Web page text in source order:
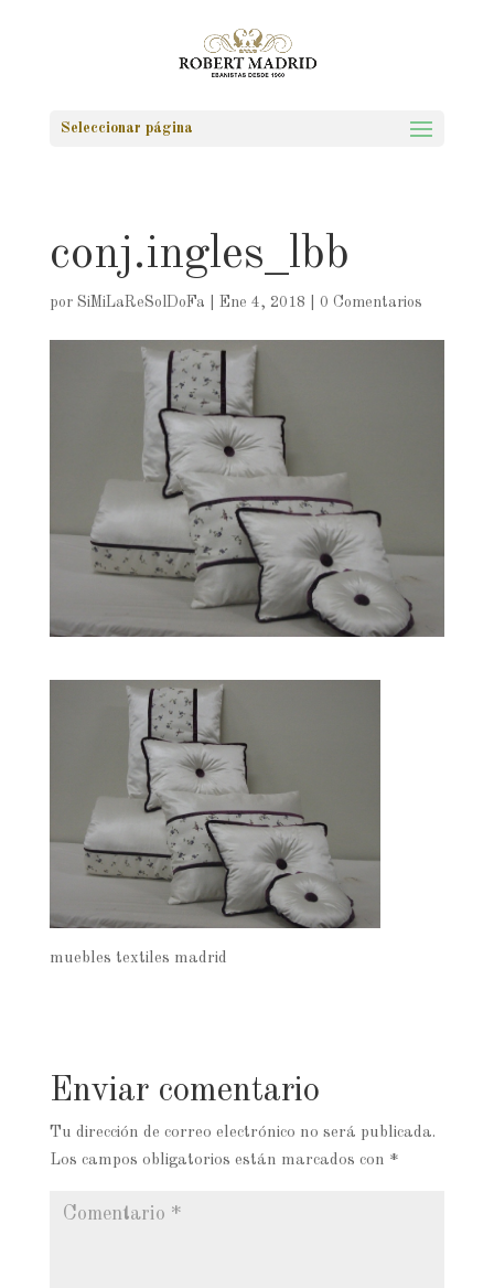
Seleccionar página
conj.ingles_lbb
por SiMiLaReSolDoFa Ene 4, 2018 0 Comentarios
muebles textiles madrid
Enviar comentario
Tu dirección de correo electrónico no será publicada.
Los campos obligatorios están marcados con *